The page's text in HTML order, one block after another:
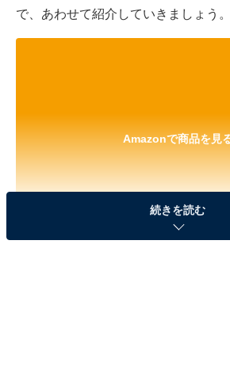
で、あわせて紹介していきましょう。
Amazonで商品を見
続きを読む